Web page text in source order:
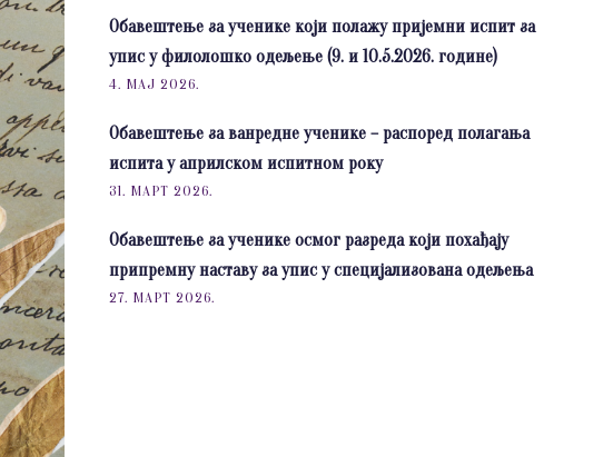
Обавештење за ученике који полажу пријемни испит за
упис у филолошко одељење (9. и 10.5.2026. године)
4. МАЈ 2026.
Обавештење за ванредне ученике – распоред полагања
испита у априлском испитном року
31. МАРТ 2026.
Обавештење за ученике осмог разреда који похађају
припремну наставу за упис у специјализована одељења
27. МАРТ 2026.